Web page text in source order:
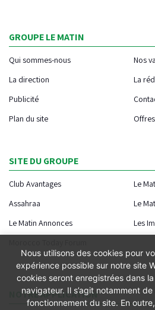
GROUPE LE MATIN
Qui sommes-nous
Nos
La direction
La
Publicité
Plan du site
SITE DU GROUPE
Club Avantages
Le
Assahraa
Le
Le Matin Annonces
Les
NOTRE APPLICATION
Nous utilisons des cookies pour
expérience possible sur notre site
cookies seront enregistrées dans
navigateur. Il s’agit notamment
fonctionnement du site. En